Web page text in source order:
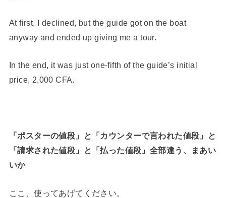
At first, I declined, but the guide got on the boat
anyway and ended up giving me a tour.
In the end, it was just one-fifth of the guide’s initial
price, 2,000 CFA.
「ポスターの値段」と「カウンターで言われた値段」と
「請求された値段」と「払った値段」全部違う、まあい
いか
ここ、使ってあげてください。